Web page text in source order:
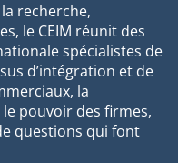
recherche,
le CEIM réunit des
spécialistes de
d’intégration et de
la
pouvoir des firmes,
questions qui font